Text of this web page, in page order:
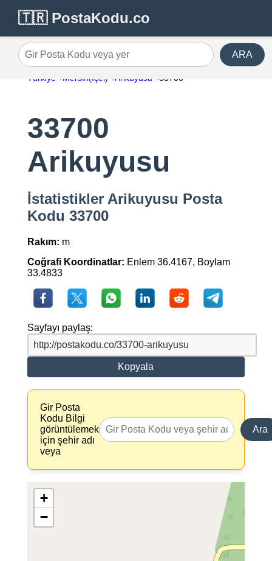
🇹🇷 PostaKodu.co
Gir Posta Kodu veya yer ARA
Türkiye Mersin(İçel) Arikuyusu 33700
33700
Arikuyusu
İstatistikler Arikuyusu Posta
Kodu 33700
Rakım: m
Coğrafi Koordinatlar: Enlem 36.4167, Boylam
33.4833
Sayfayı paylaş:
Kopyala
Gir Posta
Kodu Bilgi
görüntülemek
için şehir adı
veya
Ara
+
−